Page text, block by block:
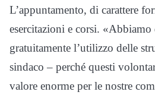
L’appuntamento, di carattere
esercitazioni e corsi. «Abbiamo
gratuitamente l’utilizzo delle
sindaco – perché questi
valore enorme per le nostre